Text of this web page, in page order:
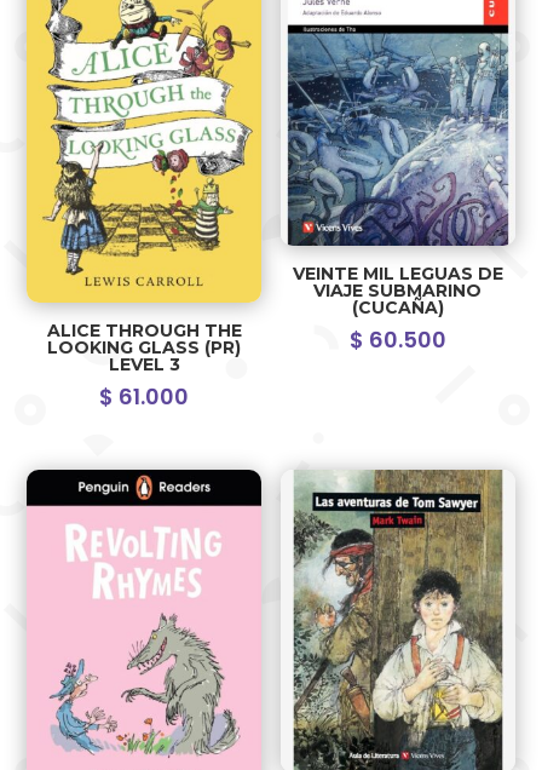
ALICE THROUGH THE
LOOKING GLASS (PR)
LEVEL 3
$ 61.000
VEINTE MIL LEGUAS DE
VIAJE SUBMARINO
(CUCAÑA)
$ 60.500